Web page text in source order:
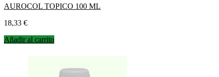
AUROCOL TOPICO 100 ML
Precio
18,33 €
Añadir al carrito